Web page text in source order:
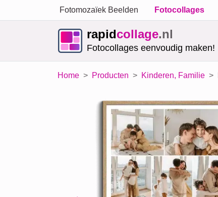
Fotomozaïek Beelden Fotocollages
rapidcollage.nl
Fotocollages eenvoudig maken!
Home Producten Kinderen, Familie